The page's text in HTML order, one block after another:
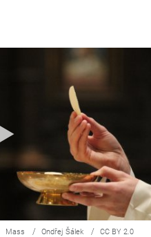
Mass / Ondřej Šálek / CC BY 2.0